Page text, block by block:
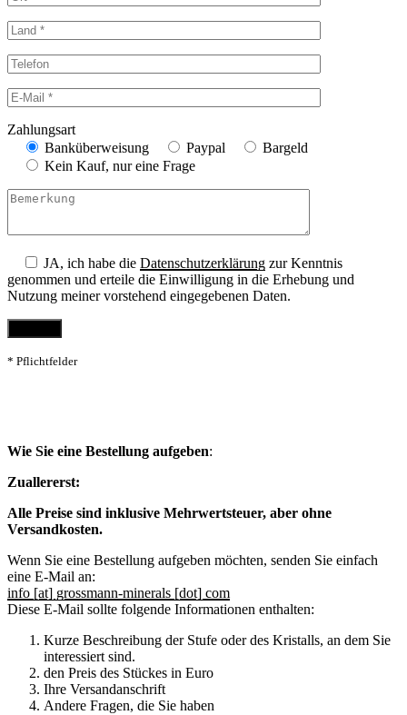
Zahlungsart
Banküberweisung
Paypal
Bargeld
Kein Kauf, nur eine Frage
JA, ich habe die Datenschutzerklärung zur Kenntnis
genommen und erteile die Einwilligung in die Erhebung und
Nutzung meiner vorstehend eingegebenen Daten.
* Pflichtfelder
Wie Sie eine Bestellung aufgeben:
Zuallererst:
Alle Preise sind inklusive Mehrwertsteuer, aber ohne
Versandkosten.
Wenn Sie eine Bestellung aufgeben möchten, senden Sie einfach
eine E-Mail an:
info [at] grossmann-minerals [dot] com
Diese E-Mail sollte folgende Informationen enthalten:
Kurze Beschreibung der Stufe oder des Kristalls, an dem Sie
interessiert sind.
den Preis des Stückes in Euro
Ihre Versandanschrift
Andere Fragen, die Sie haben